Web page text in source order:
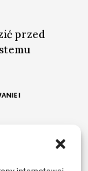
przed
I